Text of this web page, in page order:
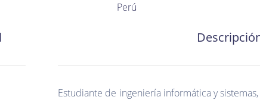
Perú
Estudiante de ingeniería informática y